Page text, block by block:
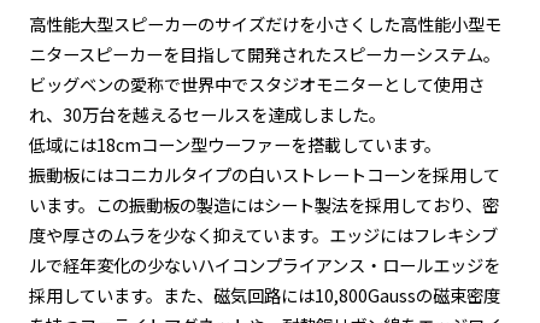
高性能大型スピーカーのサイズだけを小さくした高性能小型モ
ニタースピーカーを目指して開発されたスピーカーシステム。
ビッグベンの愛称で世界中でスタジオモニターとして使用さ
れ、30万台を越えるセールスを達成しました。
低域には18cmコーン型ウーファーを搭載しています。
振動板にはコニカルタイプの白いストレートコーンを採用して
います。この振動板の製造にはシート製法を採用しており、密
度や厚さのムラを少なく抑えています。エッジにはフレキシブ
ルで経年変化の少ないハイコンプライアンス・ロールエッジを
採用しています。また、磁気回路には10,800Gaussの磁束密度